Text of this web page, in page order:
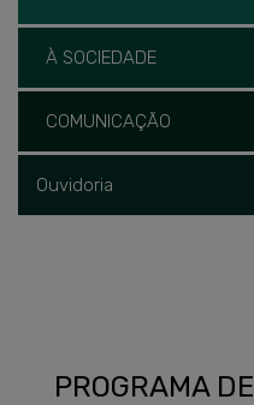
À SOCIEDADE
COMUNICAÇÃO
Ouvidoria
PROGRAMA DE